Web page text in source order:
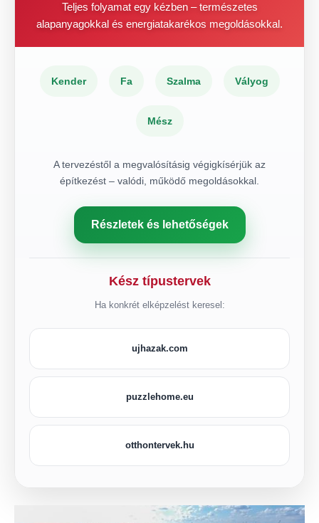
Teljes folyamat egy kézben – természetes
alapanyagokkal és energiatakarékos megoldásokkal.
Kender Fa Szalma Vályog
Mész
A tervezéstől a megvalósításig végigkísérjük az
építkezést – valódi, működő megoldásokkal.
Részletek és lehetőségek
Kész típustervek
Ha konkrét elképzelést keresel:
ujhazak.com
puzzlehome.eu
otthontervek.hu